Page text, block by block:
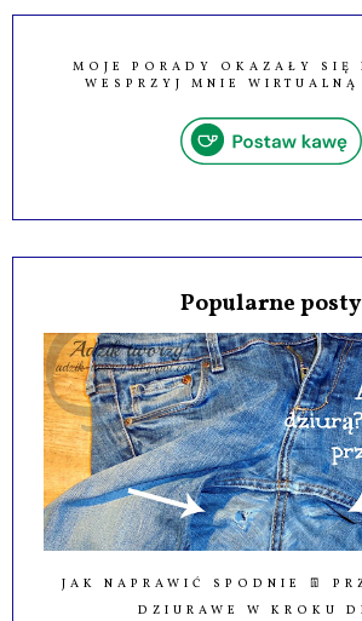
MOJE PORADY OKAZAŁY SIĘ
WESPRZYJ MNIE
Popularne posty
JAK NAPRAWIĆ SPODNIE 👖
DZIURAWE W KROKU